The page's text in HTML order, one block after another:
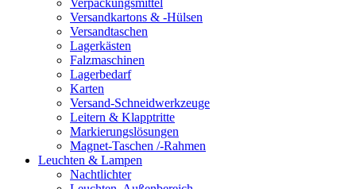
Verpackungsmittel
Versandkartons & -Hülsen
Versandtaschen
Lagerkästen
Falzmaschinen
Lagerbedarf
Karten
Versand-Schneidwerkzeuge
Leitern & Klapptritte
Markierungslösungen
Magnet-Taschen /-Rahmen
Leuchten & Lampen
Nachtlichter